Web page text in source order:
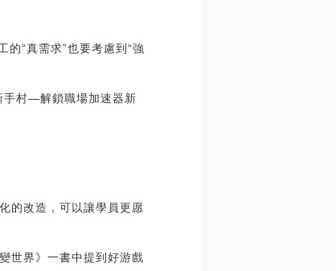
“真需求”也要考慮到“強
手村—解鎖職場加速器新
的改造，可以讓學員更愿
世界》一書中提到好游戲